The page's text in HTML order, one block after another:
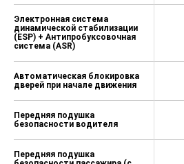
Электронная система
динамической стабилизации
(ESP) + Антипробуксовочная
система (ASR)
Автоматическая блокировка
дверей при начале движения
Передняя подушка
безопасности водителя
Передняя подушка